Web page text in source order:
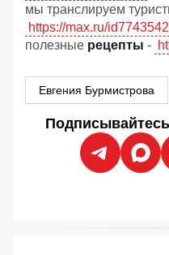
мы транслируем
https://max.ru/
полезные рецепты -
Евгения Бурмистрова